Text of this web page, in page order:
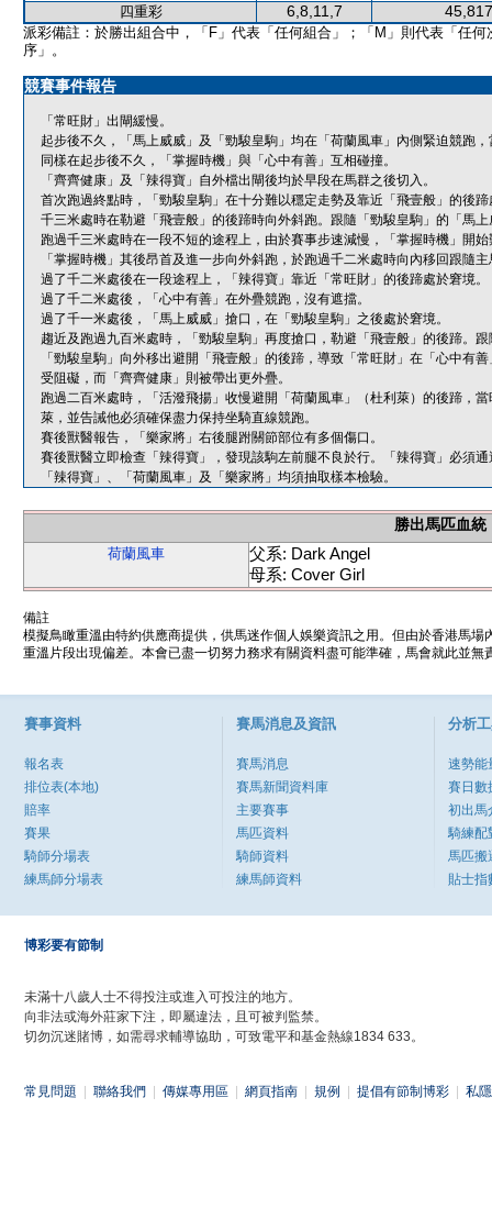
四重彩 6,8,11,7
派彩備註：於勝出組合中，「F」代表「任何組合」；「M」則代表「任何
序」。
競賽事件報告
「常旺財」出閘緩慢。
起步後不久，「馬上威威」及「勁駿皇駒」均在「荷蘭風車」內側緊迫競跑
同樣在起步後不久，「掌握時機」與「心中有善」互相碰撞。
「齊齊健康」及「辣得寶」自外檔出閘後均於早段在馬群之後切入。
首次跑過終點時，「勁駿皇駒」在十分難以穩定走勢及靠近「飛壹般」的後
千三米處時在勒避「飛壹般」的後蹄時向外斜跑。跟隨「勁駿皇駒」的「馬
跑過千三米處時在一段不短的途程上，由於賽事步速減慢，「掌握時機」開
「掌握時機」其後昂首及進一步向外斜跑，於跑過千二米處時向內移回跟隨
過了千二米處後在一段途程上，「辣得寶」靠近「常旺財」的後蹄處於窘境。
過了千二米處後，「心中有善」在外疊競跑，沒有遮擋。
過了千一米處後，「馬上威威」搶口，在「勁駿皇駒」之後處於窘境。
趨近及跑過九百米處時，「勁駿皇駒」再度搶口，勒避「飛壹般」的後蹄。
「勁駿皇駒」向外移出避開「飛壹般」的後蹄，導致「常旺財」在「心中有
受阻礙，而「齊齊健康」則被帶出更外疊。
跑過二百米處時，「活潑飛揚」收慢避開「荷蘭風車」（杜利萊）的後蹄，
萊，並告誡他必須確保盡力保持坐騎直線競跑。
賽後獸醫報告，「樂家將」右後腿跗關節部位有多個傷口。
賽後獸醫立即檢查「辣得寶」，發現該駒左前腿不良於行。「辣得寶」必須
「辣得寶」、「荷蘭風車」及「樂家將」均須抽取樣本檢驗。
勝出馬匹血統
荷蘭風車
父系: Dark Angel
母系: Cover Girl
備註
模擬鳥瞰重溫由特約供應商提供，供馬迷作個人娛樂資訊之用。但由於香港馬
重溫片段出現偏差。本會已盡一切努力務求有關資料盡可能準確，馬會就此並
賽事資料
報名表
排位表(本地)
賠率
賽果
騎師分場表
練馬師分場表
賽馬消息及資訊
賽馬消息
賽馬新聞資料庫
主要賽事
馬匹資料
騎師資料
練馬師資料
分析
速勢能
賽日數
初出馬
騎練配
馬匹搬
貼士指
博彩要有節制
未滿十八歲人士不得投注或進入可投注的地方。
向非法或海外莊家下注，即屬違法，且可被判監禁。
切勿沉迷賭博，如需尋求輔導協助，可致電平和基金熱線1834 633。
常見問題 聯絡我們 傳媒專用區 網頁指南 規例 提倡有節制博彩 私